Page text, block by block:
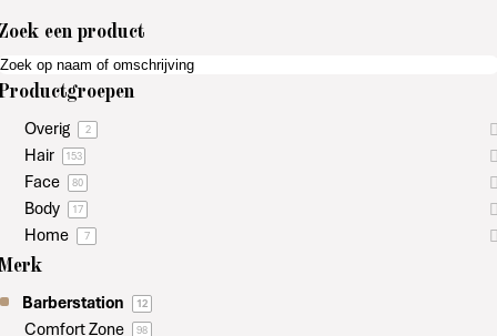
een product
Overig 2
Hair 153
Face 80
Body 17
Home 7
Barberstation 12
Comfort Zone 98